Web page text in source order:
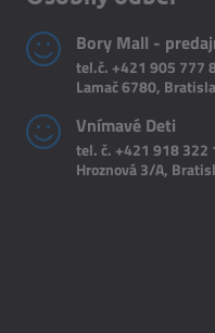
Bory Mall -
tel.č. +421 905 777
Lamač 6780,
Vnímavé Deti
tel. č. +421 918 322
Hroznová 3/A,